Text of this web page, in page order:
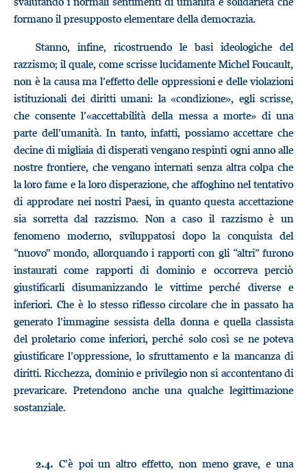
formano il presupposto elementare della democrazia.
Stanno, infine, ricostruendo le basi ideologiche del
razzismo; il quale, come scrisse lucidamente Michel Foucault,
non è la causa ma l’effetto delle oppressioni e delle violazioni
istituzionali dei diritti umani: la «condizione», egli scrisse,
che consente l’«accettabilità della messa a morte» di una
parte dell’umanità. In tanto, infatti, possiamo accettare che
decine di migliaia di disperati vengano respinti ogni anno alle
nostre frontiere, che vengano internati senza altra colpa che
la loro fame e la loro disperazione, che affoghino nel tentativo
di approdare nei nostri Paesi, in quanto questa accettazione
sia sorretta dal razzismo. Non a caso il razzismo è un
fenomeno moderno, sviluppatosi dopo la conquista del
“nuovo” mondo, allorquando i rapporti con gli “altri” furono
instaurati come rapporti di dominio e occorreva perciò
giustificarli disumanizzando le vittime perché diverse e
inferiori. Che è lo stesso riflesso circolare che in passato ha
generato l’immagine sessista della donna e quella classista
del proletario come inferiori, perché solo così se ne poteva
giustificare l’oppressione, lo sfruttamento e la mancanza di
diritti. Ricchezza, dominio e privilegio non si accontentano di
prevaricare. Pretendono anche una qualche legittimazione
sostanziale.
2.4. C’è poi un altro effetto, non meno grave, e una